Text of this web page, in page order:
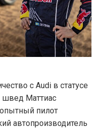
с Audi в статусе
швед Маттиас
пилот
автопроизводитель